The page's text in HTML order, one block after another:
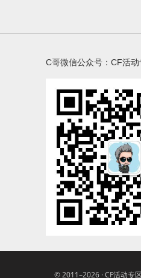
C哥微信公众号：CF活动
© 2011–2026 ·CF活动专区